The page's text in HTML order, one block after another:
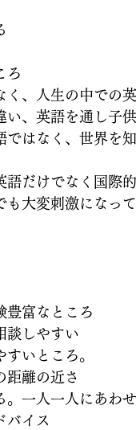
ろ
、人生の中での
い、英語を通し子
ではなく、世界を
語だけでなく国際
も大変刺激になっ
豊富なところ
談しやすい
いところ。
距離の近さ
一人一人にあわ
バイス